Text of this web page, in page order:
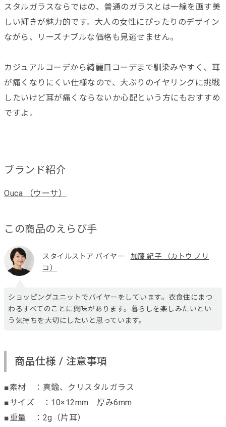
スタルガラスならではの、普通のガラスとは一線を画す美
しい輝きが魅力的です。大人の女性にぴったりのデザイン
ながら、リーズナブルな価格も見逃せません。
カジュアルコーデから綺麗目コーデまで馴染みやすく、耳
が痛くなりにくい仕様なので、大ぶりのイヤリングに挑戦
したいけど耳が痛くならないか心配という方にもおすすめ
ですよ。
ブランド紹介
Ouca （ウーサ）
この商品のえらび手
スタイルストア バイヤー
加藤 紀子 （カトウ ノリ
コ）
ショッピングユニットでバイヤーをしています。衣食住にまつ
わるすべてのことに興味があります。暮らしを楽しみたいとい
う気持ちを大切にしたいと思っています。
商品仕様 / 注意事項
■素材 ：真鍮、クリスタルガラス
■サイズ ：10×12mm 厚み6mm
■重量 ：2g（片耳）